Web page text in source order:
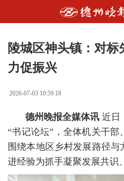
陵城区神头镇：对
力促振兴
2026-07-03 10:59:18
德州晚报全媒体讯 近日
“书记论坛”，全体机关干部
围绕本地区乡村发展路径
进经验为抓手凝聚发展共识